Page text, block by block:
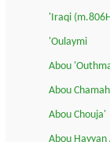
'Iraqi
'Oulaymi
Abou
Abou Chamah
Abou Chouja'
Abou